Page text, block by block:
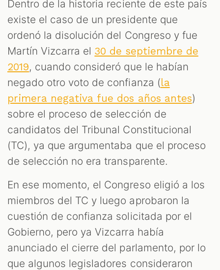
Dentro de la historia reciente de este país
existe el caso de un presidente que
ordenó la disolución del Congreso y fue
Martín Vizcarra el 30 de septiembre de
2019, cuando consideró que le habían
negado otro voto de confianza (la
primera negativa fue dos años antes)
sobre el proceso de selección de
candidatos del Tribunal Constitucional
(TC), ya que argumentaba que el proceso
de selección no era transparente.
En ese momento, el Congreso eligió a los
miembros del TC y luego aprobaron la
cuestión de confianza solicitada por el
Gobierno, pero ya Vizcarra había
anunciado el cierre del parlamento, por lo
que algunos legisladores consideraron